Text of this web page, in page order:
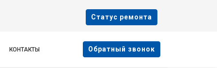
Cтатус ремонта
КОНТАКТЫ Oбратный звонок